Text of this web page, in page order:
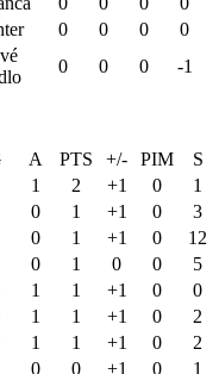
0 0 0
0
0 0 0 -1
A PTS +/- PIM
S
1 2 +1 0
1
0 1 +1 0
3
0 1 +1 0
12
0 1 0 0
5
1 1 +1 0
0
1 1 +1 0
2
1 1 +1 0
2
0 0 +1 0
1